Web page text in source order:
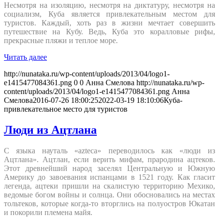
Несмотря на изоляцию, несмотря на диктатуру, несмотря на
социализм, Куба является привлекательным местом для
туристов. Каждый, хоть раз в жизни мечтает совершить
путешествие на Кубу. Ведь, Куба это коралловые рифы,
прекрасные пляжи и теплое море.
Читать далее
http://nunataka.ru/wp-content/uploads/2013/04/logo1-
e1415477084361.png 0 0 Анна Смелова http://nunataka.ru/wp-
content/uploads/2013/04/logo1-e1415477084361.png Анна
Смелова2016-07-26 18:00:252022-03-19 18:10:06Куба-
привлекательное место для туристов
Люди из Ацтлана
С языка науталь «azteca» переводилось как «люди из
Ацтлана». Ацтлан, если верить мифам, прародина ацтеков.
Этот древнейший народ заселял Центральную и Южную
Америку до завоевания испанцами в 1521 году. Как гласит
легенда, ацтеки пришли на скалистую территорию Мехико,
ведомые богом войны и солнца. Они обосновались на местах
тольтеков, которые когда-то вторглись на полуостров Юкатан
и покорили племена майя.